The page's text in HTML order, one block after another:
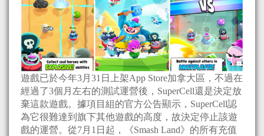
遊戲已於今年3月31日上架App Store加拿大區，不過在
經過了3個月左右的測試運營後，SuperCell還是決定放
棄這款遊戲。據項目組的官方公告顯示，SuperCell認
為它很難達到旗下其他遊戲的高度，故決定停止該遊
戲的運營。從7月1日起，《Smash Land》的所有充值